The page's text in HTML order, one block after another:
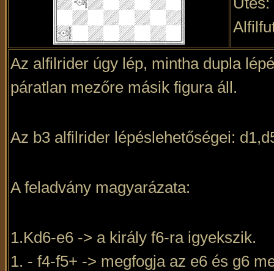
Az alfilrider úgy lép, mintha dupla
páratlan mezőre másik figura áll.
Az b3 alfilrider lépéslehetőségei:
A feladvány magyarázata:
1.Kd6-e6 -> a király f6-ra igyekszik.
1. - f4-f5+ -> megfogja az e6 és g6